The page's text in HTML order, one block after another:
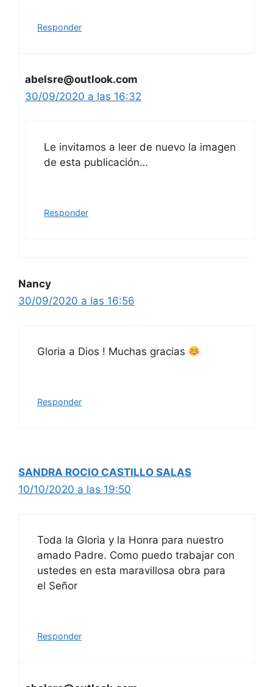
Responder
abelsre@outlook.com
30/09/2020 a las 16:32
Le invitamos a leer de nuevo la imagen
de esta publicación…
Responder
Nancy
30/09/2020 a las 16:56
Gloria a Dios ! Muchas gracias
Responder
SANDRA ROCIO CASTILLO SALAS
10/10/2020 a las 19:50
Toda la Gloria y la Honra para nuestro
amado Padre. Como puedo trabajar con
ustedes en esta maravillosa obra para
el Señor
Responder